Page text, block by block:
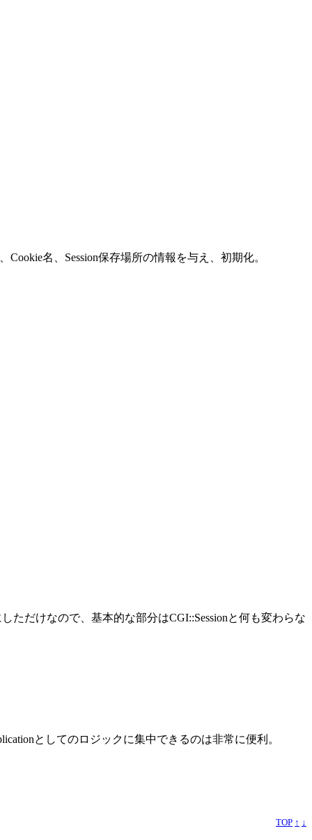
名、Session保存場所の情報を与え、初期化。
ただけなので、基本的な部分はCGI::Sessionと何も変わらな
としてのロジックに集中できるのは非常に便利。
TOP ↑ ↓